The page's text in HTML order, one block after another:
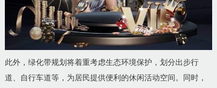
此外，绿化带规划将着重考虑生态环境保护，划分出步行
道、自行车道等，为居民提供便利的休闲活动空间。同时，